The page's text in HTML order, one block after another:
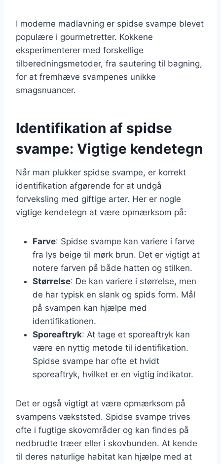
I moderne madlavning er spidse svampe blevet
populære i gourmetretter. Kokkene
eksperimenterer med forskellige
tilberedningsmetoder, fra sautering til bagning,
for at fremhæve svampenes unikke
smagsnuancer.
Identifikation af spidse
svampe: Vigtige kendetegn
Når man plukker spidse svampe, er korrekt
identifikation afgørende for at undgå
forveksling med giftige arter. Her er nogle
vigtige kendetegn at være opmærksom på:
Farve: Spidse svampe kan variere i farve
fra lys beige til mørk brun. Det er vigtigt at
notere farven på både hatten og stilken.
Størrelse: De kan variere i størrelse, men
de har typisk en slank og spids form. Mål
på svampen kan hjælpe med
identifikationen.
Sporeaftryk: At tage et sporeaftryk kan
være en nyttig metode til identifikation.
Spidse svampe har ofte et hvidt
sporeaftryk, hvilket er en vigtig indikator.
Det er også vigtigt at være opmærksom på
svampens vækststed. Spidse svampe trives
ofte i fugtige skovområder og kan findes på
nedbrudte træer eller i skovbunden. At kende
til deres naturlige habitat kan hjælpe med at